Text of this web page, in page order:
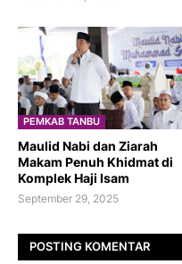
PEMKAB TANBU
Maulid Nabi dan Ziarah
Makam Penuh Khidmat di
Komplek Haji Isam
September 29, 2025
POSTING KOMENTAR